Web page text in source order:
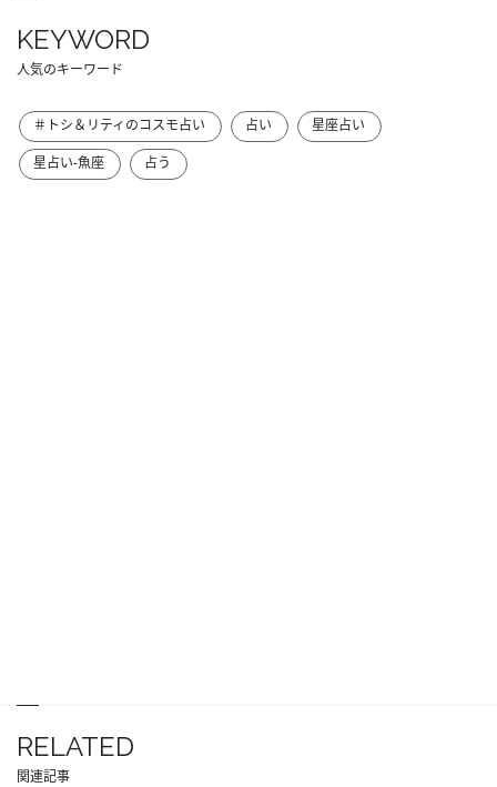
KEYWORD
人気のキーワード
＃トシ＆リティのコスモ占い 占い
星座占い
星占い-魚座
占う
RELATED
関連記事